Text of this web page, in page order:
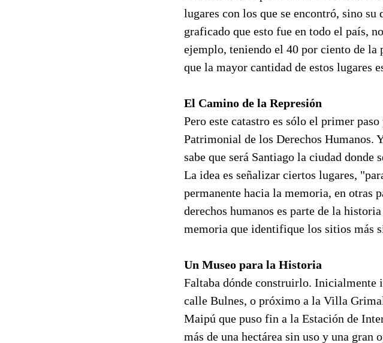
lugares con los que se encontró, sino
graficado que esto fue en todo el país,
ejemplo, teniendo el 40 por ciento de
que la mayor cantidad de estos lugares
El Camino de la Represión
Pero este catastro es sólo el primer
Patrimonial de los Derechos Humanos.
sabe que será Santiago la ciudad donde
La idea es señalizar ciertos lugares,
permanente hacia la memoria, en otras
derechos humanos es parte de la
memoria que identifique los sitios más
Un Museo para la Historia
Faltaba dónde construirlo. Inicialmente
calle Bulnes, o próximo a la Villa
Maipú que puso fin a la Estación de
más de una hectárea sin uso y una gran